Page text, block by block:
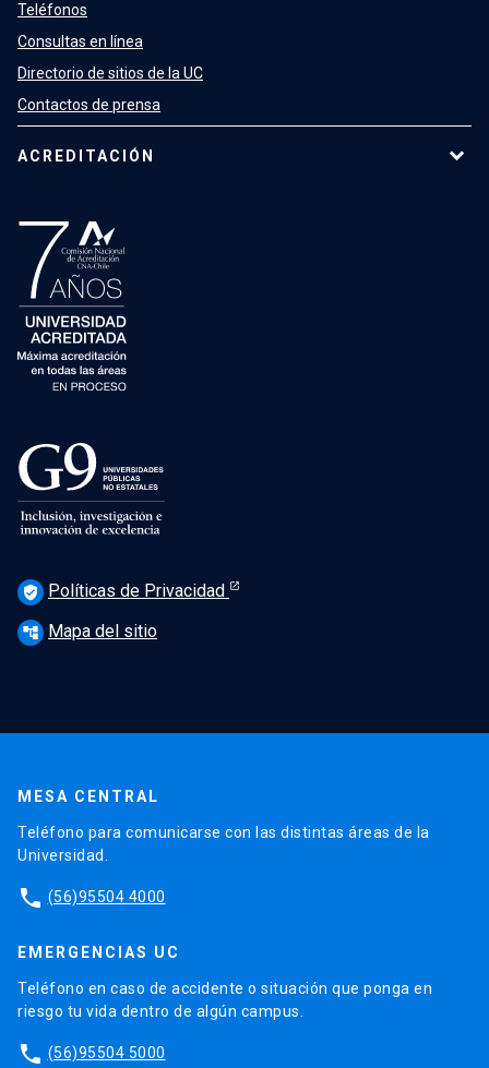
Teléfonos
Consultas en línea
Directorio de sitios de la UC
Contactos de prensa
ACREDITACIÓN
verified_user Políticas de Privacidad
account_tree Mapa del sitio
MESA CENTRAL
Teléfono para comunicarse con las distintas áreas de la
Universidad.
phone (56)95504 4000
EMERGENCIAS UC
Teléfono en caso de accidente o situación que ponga en
riesgo tu vida dentro de algún campus.
phone (56)95504 5000